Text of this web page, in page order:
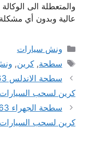
والمتعطلة الى
عالية وبدون أي
التصنيفات
ونش سيارات
الوسوم
سطحة,كرين,
كرين لسحب السيارات
كرين لسحب السيارات